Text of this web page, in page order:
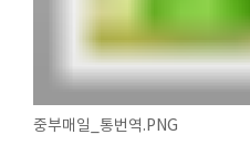
중부매일_통번역.PNG